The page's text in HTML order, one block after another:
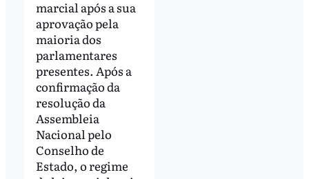
marcial após a sua
aprovação pela
maioria dos
parlamentares
presentes. Após a
confirmação da
resolução da
Assembleia
Nacional pelo
Conselho de
Estado, o regime